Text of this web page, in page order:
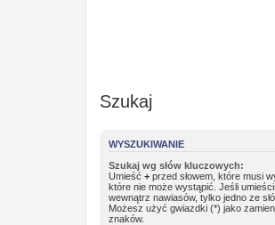
Szukaj
WYSZUKIWANIE
Szukaj wg słów kluczowych:
Umieść + przed słowem, które musi
które nie może wystąpić. Jeśli
wewnątrz nawiasów, tylko jedno ze
Możesz użyć gwiazdki (*) jako
znaków.